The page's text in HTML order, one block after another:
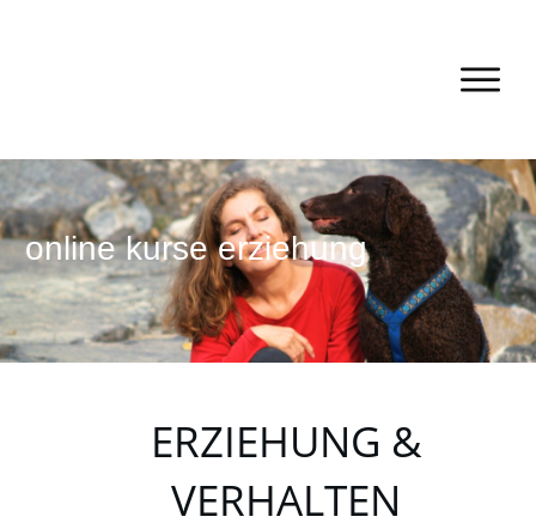
online kurse erziehung
ERZIEHUNG &
VERHALTEN